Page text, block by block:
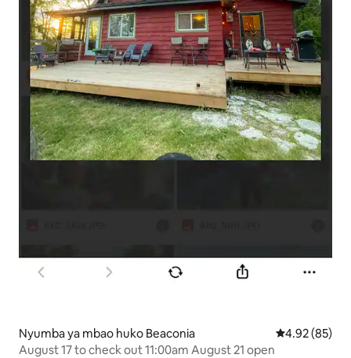
Nyumba ya mbao huko Beaconia Ukadiriaji wa
4.92 (85)
August 17 to check out 11:00am August 21 open